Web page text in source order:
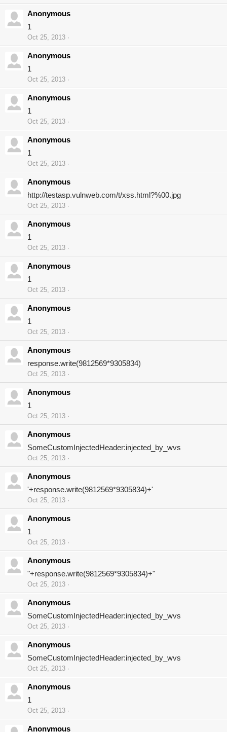
Anonymous
1
Oct 25, 2013
Anonymous
1
Oct 25, 2013
Anonymous
1
Oct 25, 2013
Anonymous
1
Oct 25, 2013
Anonymous
http://testasp.vulnweb.com/t/xss.html?%00.jpg
Oct 25, 2013
Anonymous
1
Oct 25, 2013
Anonymous
1
Oct 25, 2013
Anonymous
1
Oct 25, 2013
Anonymous
response.write(9812569*9305834)
Oct 25, 2013
Anonymous
1
Oct 25, 2013
Anonymous
SomeCustomInjectedHeader:injected_by_wvs
Oct 25, 2013
Anonymous
'+response.write(9812569*9305834)+'
Oct 25, 2013
Anonymous
1
Oct 25, 2013
Anonymous
"+response.write(9812569*9305834)+"
Oct 25, 2013
Anonymous
SomeCustomInjectedHeader:injected_by_wvs
Oct 25, 2013
Anonymous
SomeCustomInjectedHeader:injected_by_wvs
Oct 25, 2013
Anonymous
1
Oct 25, 2013
Anonymous